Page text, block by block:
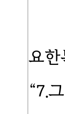
요한
“7.